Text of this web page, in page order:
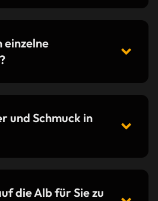
einzelne
und Schmuck in
die Alb für Sie zu